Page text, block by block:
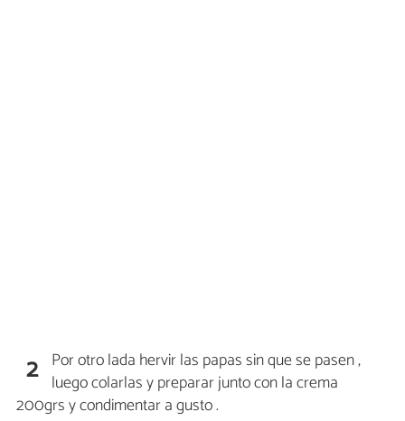
2 Por otro lada hervir las papas sin que se pasen ,
luego colarlas y preparar junto con la crema
200grs y condimentar a gusto .